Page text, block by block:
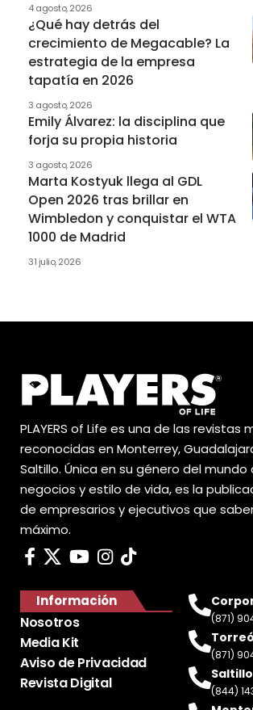
4 agosto, 2026
¿Qué hay detrás del
crecimiento de Megacable? La
estrategia de la empresa
tapatía en 2026
3 agosto, 2026
Emily Álvarez: la disciplina que
forja su propia historia
3 agosto, 2026
Marta Kostyuk llega al GDL
Open 2026 tras brillar en
Wimbledon y conquistar el WTA
1000 de Madrid
31 julio, 2026
PLAYERS of Life es una de las revistas
reconocidas en Monterrey,
Saltillo. Única en su género del mundo
negocios y estilo de vida, es la
de empresarios y ejecutivos que
máximo.
Información
Nosotros
Media Kit
Aviso de Privacidad
Revista Digital
(871)
(871)
Saltillo
(844)